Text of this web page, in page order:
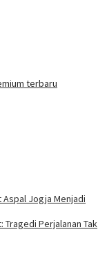
terbaru
Aspal Jogja Menjadi
Tragedi Perjalanan Tak